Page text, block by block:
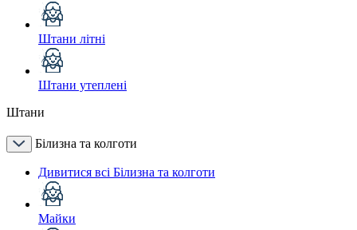
Штани літні
Штани утеплені
Штани
Білизна та колготи
Дивитися всі Білизна та колготи
Майки